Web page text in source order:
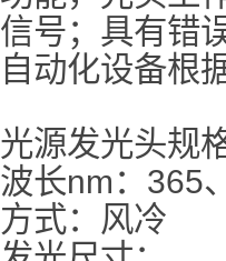
信号；具有错
自动化设备根
光源发光头规
波长
方式：风冷